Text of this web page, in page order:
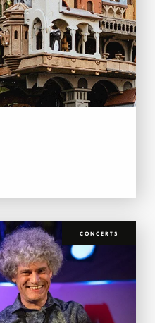
CONCERTS